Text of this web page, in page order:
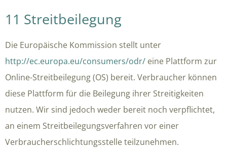
11 Streitbeilegung
Die Europäische Kommission stellt unter
http://ec.europa.eu/consumers/odr/ eine Plattform zur
Online-Streitbeilegung (OS) bereit. Verbraucher können
diese Plattform für die Beilegung ihrer Streitigkeiten
nutzen. Wir sind jedoch weder bereit noch verpflichtet,
an einem Streitbeilegungsverfahren vor einer
Verbraucherschlichtungsstelle teilzunehmen.